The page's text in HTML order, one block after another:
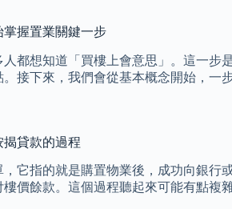
握置業關鍵一步
都想知道「買樓上會意思」。這一
接下來，我們會從基本概念開始，一
揭貸款的過程
，它指的就是購置物業後，成功向銀
價餘款。這個過程聽起來可能有點複